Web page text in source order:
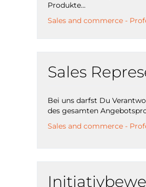
Produkte...
Sales and commerce -
Sales
Bei uns darfst Du
des gesamten
Sales and commerce -